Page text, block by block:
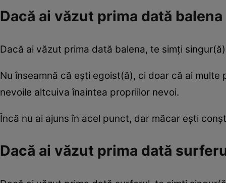
Dacă ai văzut prima dată balena
Dacă ai văzut prima dată balena, te simți
Nu înseamnă că ești egoist(ă), ci doar că ai
nevoile altcuiva înaintea propriilor nevoi.
Încă nu ai ajuns în acel punct, dar măcar ești
Dacă ai văzut prima dată